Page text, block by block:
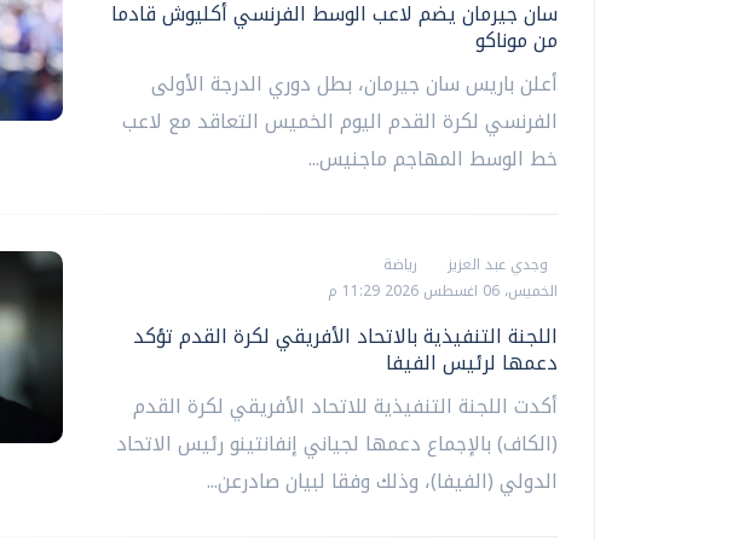
سان جيرمان يضم لاعب الوسط الفرنسي أكليوش قادما
من موناكو
أعلن باريس سان جيرمان، بطل دوري الدرجة الأولى
الفرنسي لكرة القدم ‌اليوم الخميس التعاقد مع لاعب
خط الوسط المهاجم ماجنيس...
وجدي عبد العزيز
رياضة
الخميس، 06 اغسطس 2026 11:29 م
اللجنة التنفيذية بالاتحاد الأفريقي لكرة القدم تؤكد
دعمها لرئيس الفيفا
أكدت اللجنة التنفيذية للاتحاد الأفريقي لكرة القدم
(الكاف) بالإجماع دعمها لجياني إنفانتينو رئيس ‌الاتحاد
الدولي (الفيفا)، وذلك وفقا لبيان صادرعن...